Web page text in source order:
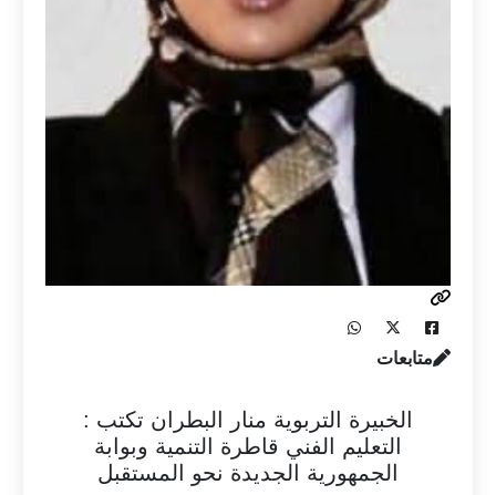
متابعات
الخبيرة التربوية منار البطران تكتب :
التعليم الفني قاطرة التنمية وبوابة
الجمهورية الجديدة نحو المستقبل